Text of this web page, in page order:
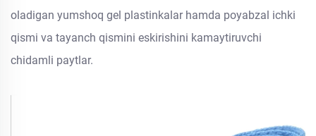
oladigan yumshoq gel plastinkalar hamda poyabzal ichki
qismi va tayanch qismini eskirishini kamaytiruvchi
chidamli paytlar.